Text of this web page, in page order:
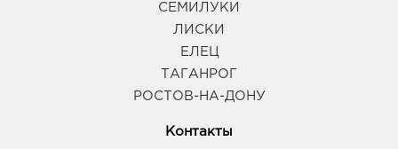
СЕМИЛУКИ
ЛИСКИ
ЕЛЕЦ
ТАГАНРОГ
РОСТОВ-НА-ДОНУ
Контакты